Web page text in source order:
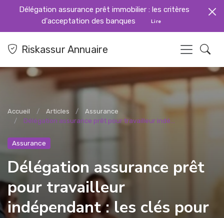
Délégation assurance prêt immobilier : les critères
d'acceptation des banques
Lire
Riskassur Annuaire
Accueil Articles
Assurance
Délégation assurance prêt pour travailleur indé...
Assurance
Délégation assurance prêt
pour travailleur
indépendant : les clés pour